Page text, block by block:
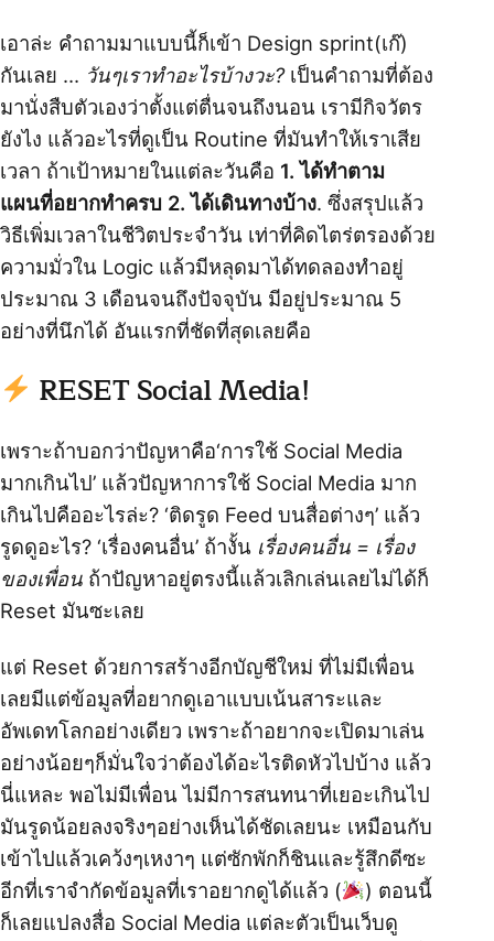
เอาล่ะ คำถามมาแบบนี้ก็เข้า Design sprint(เก๊)
กันเลย … วันๆเราทำอะไรบ้างวะ?เป็นคำถามที่ต้อง
มานั่งสืบตัวเองว่าตั้งแต่ตื่นจนถึงนอน เรามีกิจวัตร
ยังไง แล้วอะไรที่ดูเป็น Routine ที่มันทำให้เราเสีย
เวลา ถ้าเป้าหมายในแต่ละวันคือ 1. ได้ทำตาม
แผนที่อยากทำครบ 2. ได้เดินทางบ้าง. ซึ่งสรุปแล้ว
วิธีเพิ่มเวลาในชีวิตประจำวัน เท่าที่คิดไตร่ตรองด้วย
ความมั่วใน Logic แล้วมีหลุดมาได้ทดลองทำอยู่
ประมาณ 3 เดือนจนถึงปัจจุบัน มีอยู่ประมาณ 5
อย่างที่นึกได้ อันแรกที่ชัดที่สุดเลยคือ
RESET Social Media!
เพราะถ้าบอกว่าปัญหาคือ‘การใช้ Social Media
มากเกินไป’ แล้วปัญหาการใช้ Social Media มาก
เกินไปคืออะไรล่ะ? ‘ติดรูด Feed บนสื่อต่างๆ’ แล้ว
รูดดูอะไร? ‘เรื่องคนอื่น’ ถ้างั้น เรื่องคนอื่น = เรื่อง
ของเพื่อน ถ้าปัญหาอยู่ตรงนี้แล้วเลิกเล่นเลยไม่ได้ก็
Reset มันซะเลย
แต่ Reset ด้วยการสร้างอีกบัญชีใหม่ ที่ไม่มีเพื่อน
เลยมีแต่ข้อมูลที่อยากดูเอาแบบเน้นสาระและ
อัพเดทโลกอย่างเดียว เพราะถ้าอยากจะเปิดมาเล่น
อย่างน้อยๆก็มั่นใจว่าต้องได้อะไรติดหัวไปบ้าง แล้ว
นี่แหละ พอไม่มีเพื่อน ไม่มีการสนทนาที่เยอะเกินไป
มันรูดน้อยลงจริงๆอย่างเห็นได้ชัดเลยนะ เหมือนกับ
เข้าไปแล้วเคว้งๆเหงาๆ แต่ซักพักก็ชินและรู้สึกดีซะ
อีกที่เราจำกัดข้อมูลที่เราอยากดูได้แล้ว (
) ตอนนี้
ก็เลยแปลงสื่อ Social Media แต่ละตัวเป็นเว็บดู